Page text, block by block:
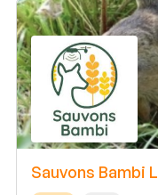
Sauvons Bambi